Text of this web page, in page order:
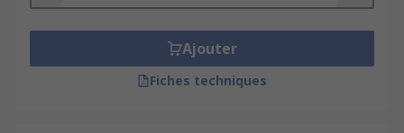
Ajouter
Fiches techniques